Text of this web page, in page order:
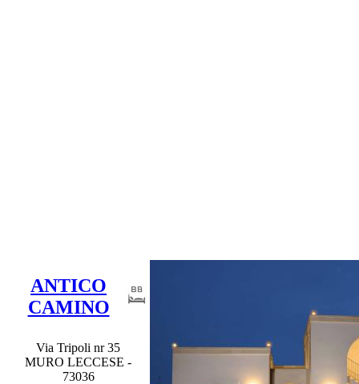
ANTICO
CAMINO
Via Tripoli nr 35
MURO LECCESE -
73036